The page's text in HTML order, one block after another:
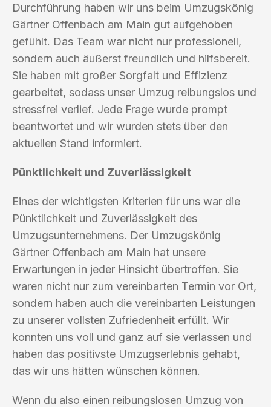
Durchführung haben wir uns beim Umzugskönig
Gärtner Offenbach am Main gut aufgehoben
gefühlt. Das Team war nicht nur professionell,
sondern auch äußerst freundlich und hilfsbereit.
Sie haben mit großer Sorgfalt und Effizienz
gearbeitet, sodass unser Umzug reibungslos und
stressfrei verlief. Jede Frage wurde prompt
beantwortet und wir wurden stets über den
aktuellen Stand informiert.
Pünktlichkeit und Zuverlässigkeit
Eines der wichtigsten Kriterien für uns war die
Pünktlichkeit und Zuverlässigkeit des
Umzugsunternehmens. Der Umzugskönig
Gärtner Offenbach am Main hat unsere
Erwartungen in jeder Hinsicht übertroffen. Sie
waren nicht nur zum vereinbarten Termin vor Ort,
sondern haben auch die vereinbarten Leistungen
zu unserer vollsten Zufriedenheit erfüllt. Wir
konnten uns voll und ganz auf sie verlassen und
haben das positivste Umzugserlebnis gehabt,
das wir uns hätten wünschen können.
Wenn du also einen reibungslosen Umzug von